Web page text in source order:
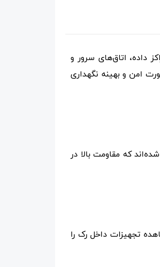
داده، اتاق‌های سرور و
امن و بهینه نگهداری
اچ پی آسیا از ورق گالوانیزه با ضخامت 1.5 میلی‌متر ساخته شده‌اند که مقاومت بالا در
تجهیزات داخل رک را